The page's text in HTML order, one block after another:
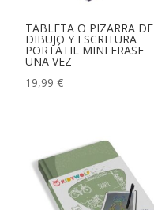
TABLETA O PIZARRA DE
DIBUJO Y ESCRITURA
PORTÁTIL MINI ERASE
UNA VEZ
19,99€